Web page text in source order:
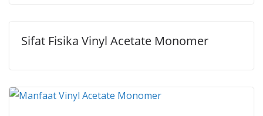
Sifat Fisika Vinyl Acetate Monomer